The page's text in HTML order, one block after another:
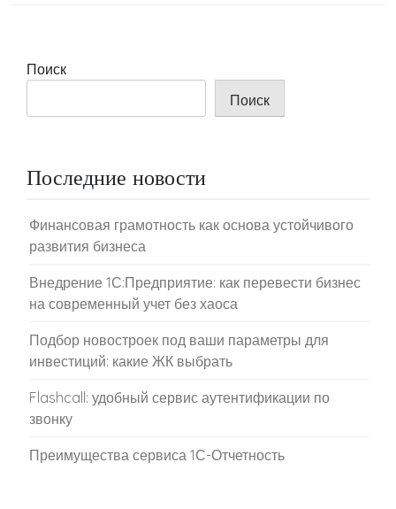
Поиск
Поиск
Последние новости
Финансовая грамотность как основа устойчивого
развития бизнеса
Внедрение 1С:Предприятие: как перевести бизнес
на современный учет без хаоса
Подбор новостроек под ваши параметры для
инвестиций: какие ЖК выбрать
Flashcall: удобный сервис аутентификации по
звонку
Преимущества сервиса 1С-Отчетность